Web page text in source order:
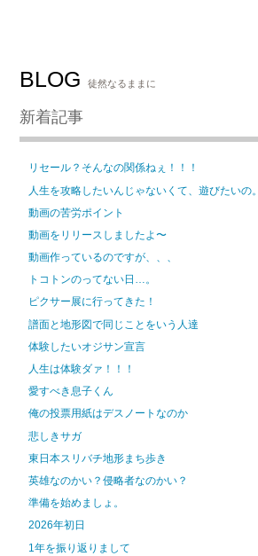
BLOG 徒然なるままに
新着記事
リセール？そんなの関係ねぇ！！！
人生を攻略したいんじゃないくて、遊びたいの。
動画の苦労ポイント
動画をリリースしましたよ〜
動画作っているのですが、、、
トコトンのってない日…。
ピクサー展に行ってきた！
譜面と地形図で同じことをいう人達
体験したいオジサン宣言
人生は体験ダァ！！！
愛すべき息子くん
俺の投票用紙はデスノートなのか
悲しきサガ
東日本スリバチ地形まち歩き
英雄なのかい？侵略者なのかい？
準備を始めましょ。
2026年初日
1年を振り返りまして